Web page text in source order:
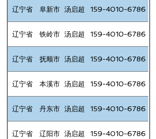
辽宁省 阜新市 汤启超 159-4010-6786
辽宁省 铁岭市 汤启超 159-4010-6786
辽宁省 抚顺市 汤启超 159-4010-6786
辽宁省 本溪市 汤启超 159-4010-6786
辽宁省 丹东市 汤启超 159-4010-6786
辽宁省 辽阳市 汤启超 159-4010-6786